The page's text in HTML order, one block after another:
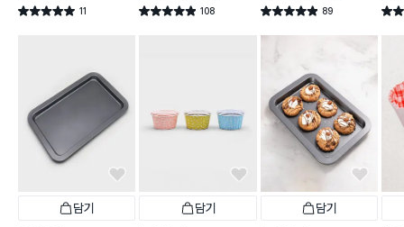
별점 5.0점 11
건 작성 별점 4.9점 108
건 작성 별점 4.9점 89
건 작성 별점
담기 담기 담기